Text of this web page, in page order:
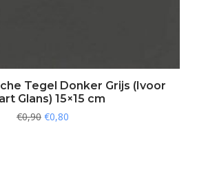
Tegel Donker Grijs (Ivoor
Glans) 15×15 cm
€0,90 €0,80